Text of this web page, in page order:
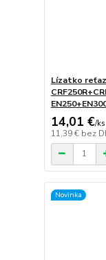
Lízatko
14,01 €/ks
11,39 € bez
Novinka